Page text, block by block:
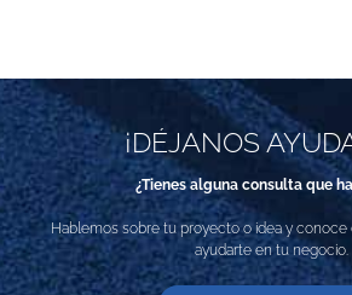
¡DÉJANOS
¿Tienes alguna consulta que
Hablemos sobre tu proyecto o idea y
ayudarte en tu negocio.